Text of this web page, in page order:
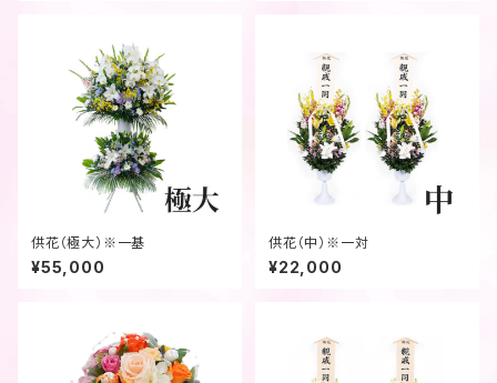
供花（極大）※一基
¥55,000
供花（中）※一対
¥22,000